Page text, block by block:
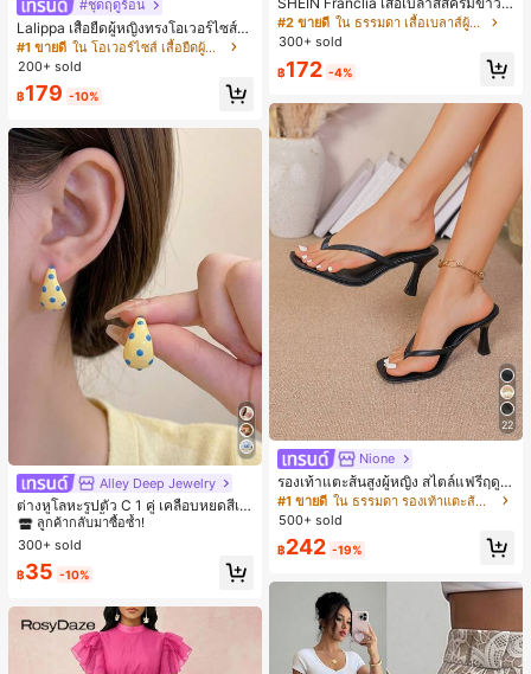
#ชุดฤดูร้อน
Lalippa เสื้อยืดผู้หญิงทรงโอเวอร์ไซส์ค
วามยาวกลาง คอกลม ไหล่ตก ลายพิมพ์
ตัวอักษรและลายทางแนวตั้ง สไตล์แฟชั่
นมินิมอล ของขวัญให้เพื่อน
#1 ขายดี
ใน โอเวอร์ไซส์ เสื้อยืดผู้หญิง
200+ sold
฿179 -10%
Alley Deep Jewelry
ต่างหูโลหะรูปตัว C 1 คู่ เคลือบหยดสีเห
ลือง ลายจุดสีน้ำเงิน สไตล์ยุโรปและอเม
ริกัน แฟชั่นส่วนตัว หวานและสง่างาม
สำหรับผู้หญิงและเด็กหญิง สำหรับการเ
ดินทาง งานแต่งงาน ปาร์ตี้ วันเกิด ของ
#1 ขายดี ใน โบโฮ ต่างหูผู้หญิง
ลูกค้ากลับมาซื้อซ้ำ!
เกือบหมดแล้ว!
#1 ขายดี ใน โบโฮ ต่างหูผู้หญิง
ลูกค้ากลับมาซื้อซ้ำ!
เกือบหมดแล้ว!
#1 ขายดี ใน โบโฮ ต่างหูผู้หญิง
ลูกค้ากลับมาซื้อซ้ำ!
เกือบหมดแล้ว!
#1 ขายดี
ใน โบโฮ ต่างหูผู้หญิง
เกือบหมดแล้ว!
300+ sold
฿35 -10%
มนวล เอวรูด, แต่งขอบตัดกัน + โบว์ผูก,
แขนพอง จับคู่กับกระโปรงชายระบาย,
กวัน
#2 ขายดี
ใน ธรรมดา เสื้อเบลาส์ผู้หญิง
300+ sold
฿172 -4%
22
Nione
รองเท้าแตะส้นสูงผู้หญิง สไตล์แฟรี่ฤดูร้
อน ส้นบาง แบบคีบ แต่งสายคาดผม รอ
งเท้าแตะชายหาดสำหรับเที่ยวพักผ่อน
แฟชั่นสายไขว้ สำหรับเดทไนท์
#1 ขายดี
ใน ธรรมดา รองเท้าแตะส้นสูงผู้หญิง
500+ sold
฿242 -19%